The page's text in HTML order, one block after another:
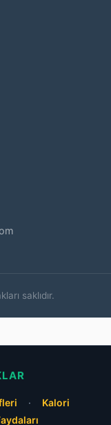
saklıdır.
·
Kalori